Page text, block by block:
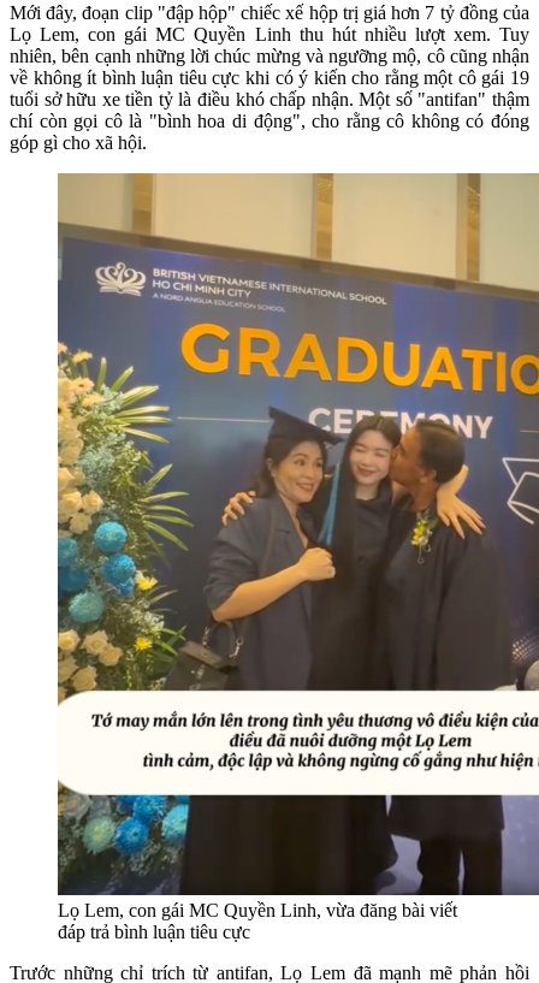
Mới đây, đoạn clip "đập hộp" chiếc xế hộp trị giá hơn 7 tỷ đồng của
Lọ Lem, con gái MC Quyền Linh thu hút nhiều lượt xem. Tuy
nhiên, bên cạnh những lời chúc mừng và ngưỡng mộ, cô cũng nhận
về không ít bình luận tiêu cực khi có ý kiến cho rằng một cô gái 19
tuổi sở hữu xe tiền tỷ là điều khó chấp nhận. Một số "antifan" thậm
chí còn gọi cô là "bình hoa di động", cho rằng cô không có đóng
góp gì cho xã hội.
Lọ Lem, con gái MC Quyền Linh, vừa đăng bài viết
đáp trả bình luận tiêu cực
Trước những chỉ trích từ antifan, Lọ Lem đã mạnh mẽ phản hồi